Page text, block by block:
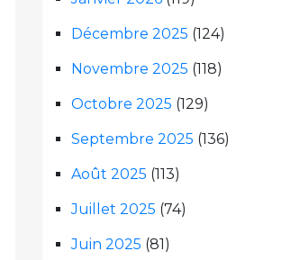
Décembre 2025 (124)
Novembre 2025 (118)
Octobre 2025 (129)
Septembre 2025 (136)
Août 2025 (113)
Juillet 2025 (74)
Juin 2025 (81)